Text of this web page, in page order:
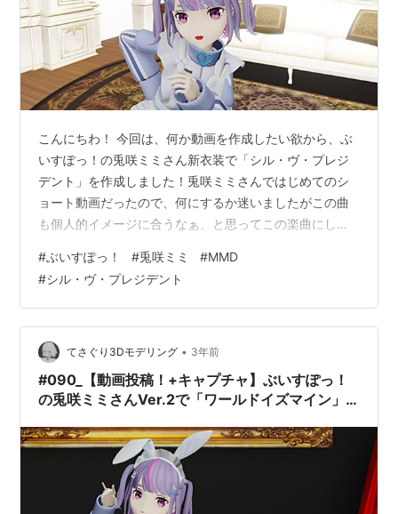
こんにちわ！ 今回は、何か動画を作成したい欲から、ぶ
いすぽっ！の兎咲ミミさん新衣装で「シル・ヴ・プレジ
デント」を作成しました！兎咲ミミさんではじめてのシ
ョート動画だったので、何にするか迷いましたがこの曲
も個人的イメージに合うなぁ、と思ってこの楽曲にしま
で、全画面にした時のキャプチャを貼っておきますで
は、動画です！ 【YouTube】 youtube.com 【キャプチ
ャ】 【お借りしたもの】 楽 曲 ：ナナホシ管弦楽団様、P
丸様（シル・ヴ・プレジデント） ﾓｰｼｮﾝ：ほしのちか様
（ﾄﾚｰｽ元：くるとん 様） ｽﾃｰｼﾞ： Ai 様（高級洋室ステ
ー…
#ぶいすぽっ！ #兎咲ミミ #MMD
#シル・ヴ・プレジデント
てさぐり3Dモデリング • 3年前
#090_【動画投稿！+キャプチャ】ぶいすぽっ！
の兎咲ミミさんVer.2で「ワールドイズマイン」